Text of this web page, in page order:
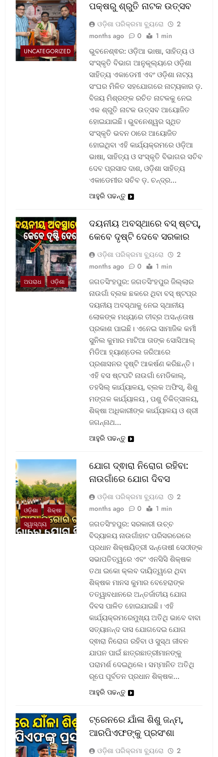
UNCATEGORIZED
ପକ୍ଷରୁ ଶ୍ରୁତି ନାଟକ ଉତ୍ସବ
ଓଡ଼ିଶା ପରିକ୍ରମା ବ୍ୟୁରୋ
2
months ago
0 1 min
ଭୁବନେଶ୍ଵର: ଓଡ଼ିଆ ଭାଷା, ସାହିତ୍ୟ ଓ
ସଂସ୍କୃତି ବିଭାଗ ଆନୁକୂଲ୍ୟରେ ଓଡ଼ିଶା
ସାହିତ୍ୟ ଏକାଡେମୀ ଏବଂ ଓଡ଼ିଶା ନାଟ୍ୟ
ସଂଘର ମିଳିତ ସହଯୋଗରେ ନାଟ୍ୟକାର ଡ଼.
ବିଜୟ ମିଶ୍ରଙ୍କ ରଚିତ ନାଟକକୁ ନେଇ
ଏକ ଶ୍ରୁତି ନାଟକ ଉତ୍ସବ ଆୟୋଜିତ
ହୋଇଯାଇଛି। ଭୁବନେଶ୍ୱର ସ୍ଥିତ
ସଂସ୍କୃତି ଭବନ ଠାରେ ଆୟୋଜିତ
ହୋଇଥିବା ଏହି କାର୍ଯ୍ୟକ୍ରମରେ ଓଡ଼ିଆ
ଭାଷା, ସାହିତ୍ୟ ଓ ସଂସ୍କୃତି ବିଭାଗର ସଚିବ
ଦେବ ପ୍ରସାଦ ଦାଶ, ଓଡ଼ିଶା ସାହିତ୍ୟ
ଏକାଡେମୀର ସଚିବ ଡ଼. ଚନ୍ଦ୍ର…
ଆହୁରି ପଢନ୍ତୁ
ଅପରାଧ ଓଡ଼ିଶା
ଦୟନୀୟ ଅବସ୍ଥାରେ ବସ୍‌ ଷ୍ଟପ୍‌,
କେବେ ଦୃଷ୍ଟି ଦେବେ ସରକାର
ଓଡ଼ିଶା ପରିକ୍ରମା ବ୍ୟୁରୋ
2
months ago
0 1 min
ଜଗତସିଂହପୁର: ଜଗତସିଂହପୁର ଜିଲ୍ଲାର
ନାଉଗାଁ ବ୍ଲକ ଛକରେ ଥିବା ବସ୍‌ ଷ୍ଟପ୍‌ର
ଦୟନୀୟ ଅବସ୍ଥାକୁ ନେଇ ସ୍ଥାନୀୟ
ଲୋକଙ୍କ ମଧ୍ୟରେ ତୀବ୍ର ଅସନ୍ତୋଷ
ପ୍ରକାଶ ପାଇଛି। ଏନେଇ ସାମାଜିକ କର୍ମୀ
ସୁନିଲ କୁମାର ମାଟିଆ ତାଙ୍କ ସୋସିଆଲ୍‌
ମିଡିଆ ହ୍ୟାଣ୍ଡେଲ ଜରିଆରେ
ପ୍ରଶାସନର ଦୃଷ୍ଟି ଆକର୍ଷଣ କରିଛନ୍ତି।
ଏହି ବସ ଷ୍ଟପଟି ନାଉଗାଁ ମେଡିକାଲ୍‌,
ତହସିଲ୍‌ କାର୍ଯ୍ୟାଳୟ, ବ୍ଲକ ଅଫିସ୍‌, ଶିଶୁ
ମଙ୍ଗଳ କାର୍ଯ୍ୟାଳୟ , ପଶୁ ଚିକିତ୍ସାଳୟ,
ଶିକ୍ଷା ଅଧିକାରୀଙ୍କ କାର୍ଯ୍ୟାଳୟ ଓ ଶ୍ରୀ
ଜଗନ୍ନାଥ…
ଆହୁରି ପଢନ୍ତୁ
ଓଡ଼ିଶା
ଶିକ୍ଷା
ସ୍ୱାସ୍ଥ୍ୟ
ଯୋଗ ଦ୍ଵାରା ନିରୋଗ ରହିବା:
ନାଉଗାଁରେ ଯୋଗ ଦିବସ
ଓଡ଼ିଶା ପରିକ୍ରମା ବ୍ୟୁରୋ
2
months ago
0 1 min
ଜଗତସିଂହପୁର: ସରକାରୀ ଉଚ୍ଚ
ବିଦ୍ୟାଳୟ ନାଉଗାଁହାଟ ପରିସରରେରେ
ପ୍ରଧାନ ଶିକ୍ଷୟିତ୍ରୀ ସନ୍ତୋଷୀ ସେଠୀଙ୍କ
ସଭାପତିତ୍ୱରେ ଏବଂ ଏନସିସି ଶିକ୍ଷକ
ତଥା ଇକୋ କ୍ଲବ ଦାୟିତ୍ୱରେ ଥିବା
ଶିକ୍ଷକ ମାନସ କୁମାର ବେହେରାଙ୍କ
ତତ୍ୱାବଧାନରେ ଅନ୍ତର୍ଜାତୀୟ ଯୋଗ
ଦିବସ ପାଳିତ ହୋଇଯାଇଛି। ଏହି
କାର୍ଯ୍ୟକ୍ରମରେମୁଖ୍ୟ ଅତିଥି ଭାବେ ବାବା
ସତ୍ୟାନନ୍ଦ ଦାସ ଯୋଗଦେଇ ଯୋଗ
ଦ୍ଵାରା ନିରୋଗ ରହିବା ଓ ସୁସ୍ଥ ଜୀବନ
ଯାପନ ପାଇଁ ଛାତ୍ରଛାତ୍ରୀମାନଙ୍କୁ
ପରାମର୍ଶ ଦେଇଥିଲେ। ସମ୍ମାନିତ ଅତିଥି
ରୂପେ ପୂର୍ବତନ ପ୍ରଧାନ ଶିକ୍ଷକ…
ଆହୁରି ପଢନ୍ତୁ
ଟ୍ରେନରେ ଯାଁଳା ଶିଶୁ ଜନ୍ମ,
ଆରପିଏଫଙ୍କୁ ପ୍ରସଂଶା
ଓଡ଼ିଶା ପରିକ୍ରମା ବ୍ୟୁରୋ
2